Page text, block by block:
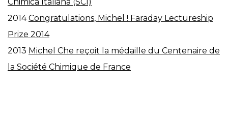
2014Congratulations, Michel ! Faraday Lectureship
Prize 2014
2013 Michel Che reçoit la médaille du Centenaire de
la Société Chimique de France